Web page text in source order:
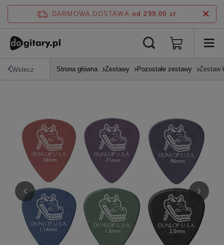
DARMOWA DOSTAWA od 299,00 zł
Wstecz Strona główna Zestawy Pozostałe zestawy Zestaw